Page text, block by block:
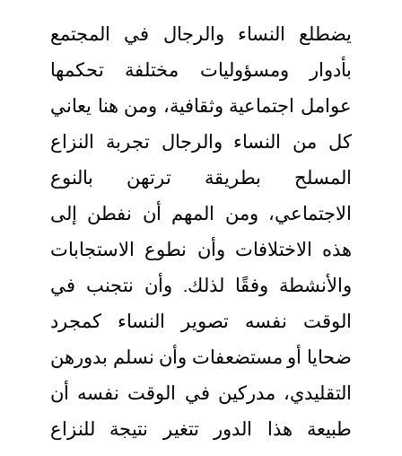
يضطلع النساء والرجال في المجتمع
بأدوار ومسؤوليات مختلفة تحكمها
عوامل اجتماعية وثقافية، ومن هنا يعاني
كل من النساء والرجال تجربة النزاع
المسلح بطريقة ترتهن بالنوع
الاجتماعي، ومن المهم أن نفطن إلى
هذه الاختلافات وأن نطوع الاستجابات
والأنشطة وفقًا لذلك. وأن نتجنب في
الوقت نفسه تصوير النساء كمجرد
ضحايا أو مستضعفات وأن نسلم بدورهن
التقليدي، مدركين في الوقت نفسه أن
طبيعة هذا الدور تتغير نتيجة للنزاع